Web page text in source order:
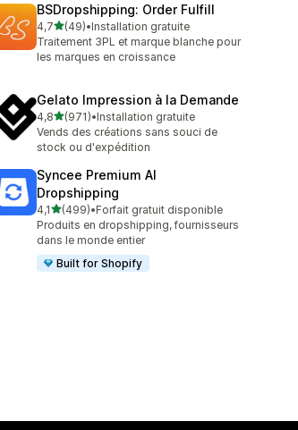
BSDropshipping: Order Fulfill
4,7étoile(s) sur 5
(49)
49 avis au total
•Installation gratuite
Traitement 3PL et marque blanche pour
les marques en croissance
Gelato Impression à la Demande
4,8étoile(s) sur 5
(971)
971 avis au total
•Installation gratuite
Vends des créations sans souci de
stock ou d'expédition
Syncee Premium AI
Dropshipping
4,1étoile(s) sur 5
(499)
499 avis au total
•Forfait gratuit disponible
Produits en dropshipping, fournisseurs
dans le monde entier
Built for Shopify